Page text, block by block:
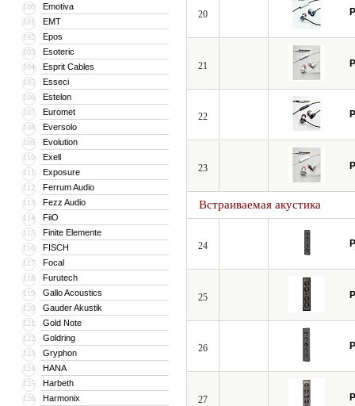
100 Emotiva
101 EMT
102 Epos
103 Esoteric
104 Esprit Cables
105 Esseci
106 Estelon
107 Euromet
108 Eversolo
109 Evolution
110 Exell
111 Exposure
112 Ferrum Audio
113 Fezz Audio
114 FiiO
115 Finite Elemente
116 FISCH
117 Focal
118 Furutech
119 Gallo Acoustics
120 Gauder Akustik
121 Gold Note
122 Goldring
123 Gryphon
124 HANA
125 Harbeth
126 Harmonix
20
21
22
23
Встраиваемая акустика
24
25
26
27